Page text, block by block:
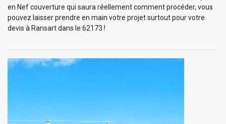
en Nef couverture qui saura réellement comment procéder, vous
pouvez laisser prendre en main votre projet surtout pour votre
devis à Ransart dans le 62173 !